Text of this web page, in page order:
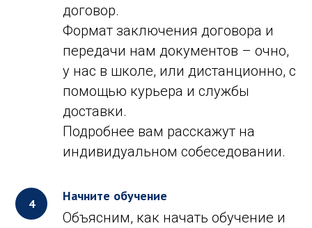
договор.
Формат заключения договора и
передачи нам документов – очно,
у нас в школе, или дистанционно, с
помощью курьера и службы
доставки.
Подробнее вам расскажут на
индивидуальном собеседовании.
Начните обучение
Объясним, как начать обучение и